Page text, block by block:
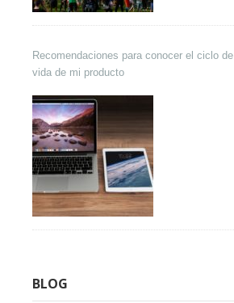
Recomendaciones para conocer el ciclo de
vida de mi producto
BLOG